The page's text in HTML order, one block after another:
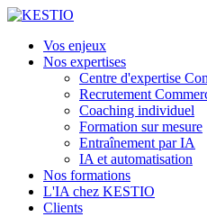
Vos enjeux
Nos expertises
Centre d'expertise
Recrutement
Coaching individuel
Formation sur mesure
Entraînement par IA
IA et automatisation
Nos formations
L'IA chez KESTIO
Clients